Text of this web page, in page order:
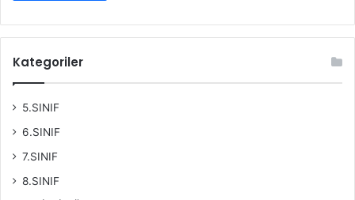
Kategoriler
5.SINIF
6.SINIF
7.SINIF
8.SINIF